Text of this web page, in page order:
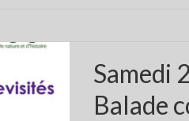
Samedi
Balade